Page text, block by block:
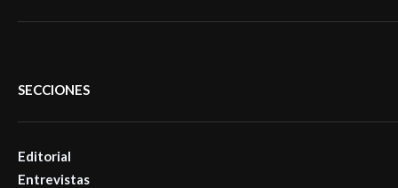
SECCIONES
Editorial
Entrevistas